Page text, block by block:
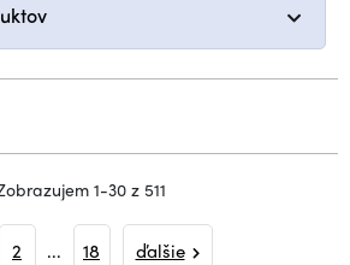
1-30 z 511
2 ... 18 ďalšie